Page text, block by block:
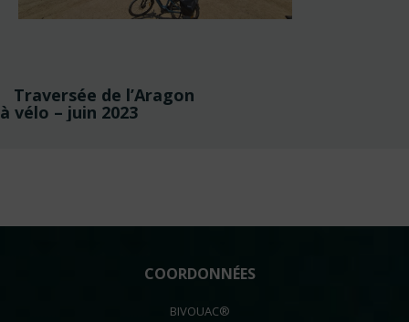
Navigation
de
Traversée de l’Aragon
à vélo – juin 2023
COORDONNÉES
BIVOUAC®